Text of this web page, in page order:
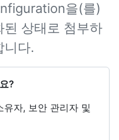
을(를)
된 상태로 첨부하
니다.
?
자, 보안 관리자 및